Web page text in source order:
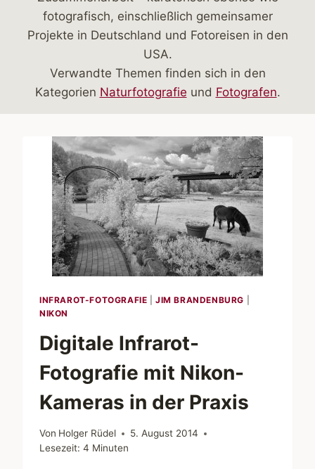
fotografisch, einschließlich gemeinsamer
Projekte in Deutschland und Fotoreisen in den
USA.
Verwandte Themen finden sich in den
Kategorien Naturfotografie und Fotografen.
INFRAROT-FOTOGRAFIE |JIM BRANDENBURG
NIKON
Digitale Infrarot-
Fotografie mit Nikon-
Kameras in der Praxis
Von Holger Rüdel
5. August 2014
Lesezeit: 4 Minuten